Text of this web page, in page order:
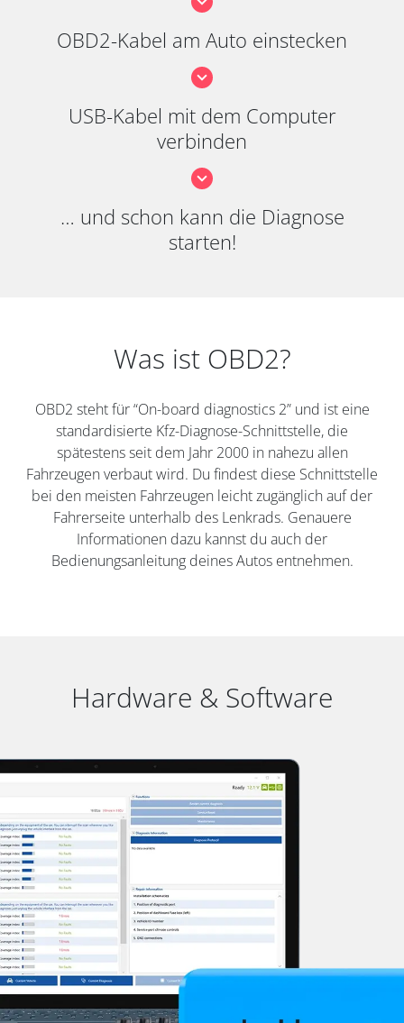
OBD2-Kabel am Auto einstecken
USB-Kabel mit dem Computer
verbinden
… und schon kann die Diagnose
starten!
Was ist OBD2?
OBD2 steht für “On-board diagnostics 2” und ist eine
standardisierte Kfz-Diagnose-Schnittstelle, die
spätestens seit dem Jahr 2000 in nahezu allen
Fahrzeugen verbaut wird. Du findest diese Schnittstelle
bei den meisten Fahrzeugen leicht zugänglich auf der
Fahrerseite unterhalb des Lenkrads. Genauere
Informationen dazu kannst du auch der
Bedienungsanleitung deines Autos entnehmen.
Hardware & Software